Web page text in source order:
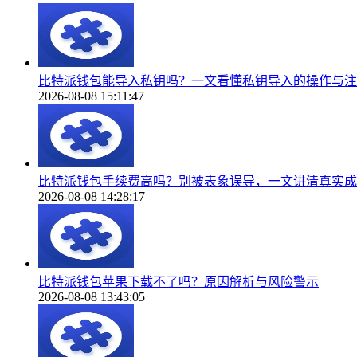
比特派钱包能导入私钥吗？一文看懂私钥导入的操作与
2026-08-08 15:11:47
比特派钱包手续费高吗？别被表象误导，一文讲清真实
2026-08-08 14:28:17
比特派钱包苹果下载不了吗？原因解析与风险警示
2026-08-08 13:43:05